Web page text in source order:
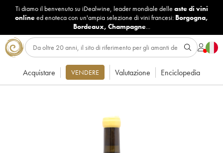
Ti diamo il benvenuto su iDealwine, leader mondiale delle aste di vini
onlineed enoteca con un'ampia selezione di vini francesi: Borgogna,
Bordeaux, Champagne...
Acquistare VENDERE Valutazione Enciclopedia